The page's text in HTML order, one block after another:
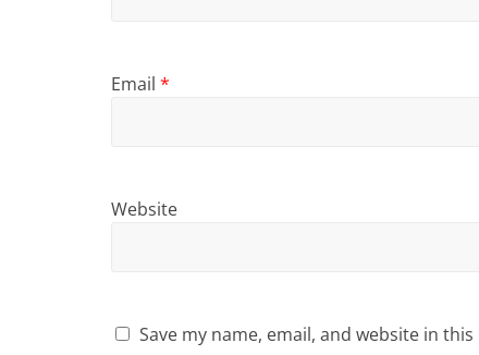
Email *
Website
Save my name, email, and website in